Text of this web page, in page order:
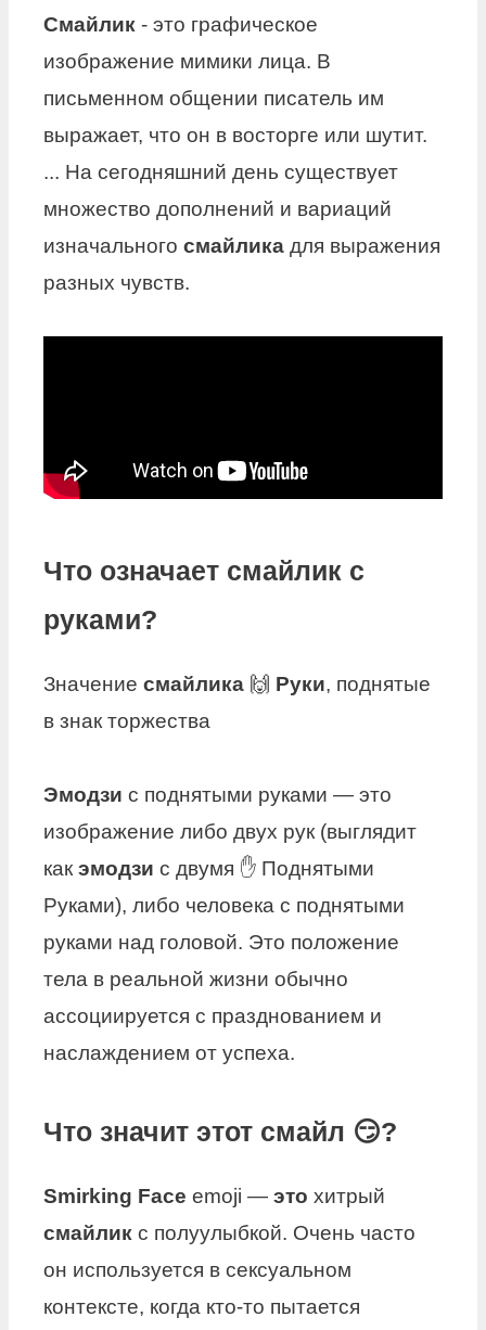
Смайлик - это графическое
изображение мимики лица. В
письменном общении писатель им
выражает, что он в восторге или шутит.
... На сегодняшний день существует
множество дополнений и вариаций
изначального смайлика для выражения
разных чувств.
Что означает смайлик с
руками?
Значение смайлика 🙌 Руки, поднятые
в знак торжества
Эмодзи с поднятыми руками — это
изображение либо двух рук (выглядит
какэмодзи с двумя ✋ Поднятыми
Руками), либо человека с поднятыми
руками над головой. Это положение
тела в реальной жизни обычно
ассоциируется с празднованием и
наслаждением от успеха.
Что значит этот смайл 😏?
Smirking Face emoji — это хитрый
смайлик с полуулыбкой. Очень часто
он используется в сексуальном
контексте, когда кто-то пытается